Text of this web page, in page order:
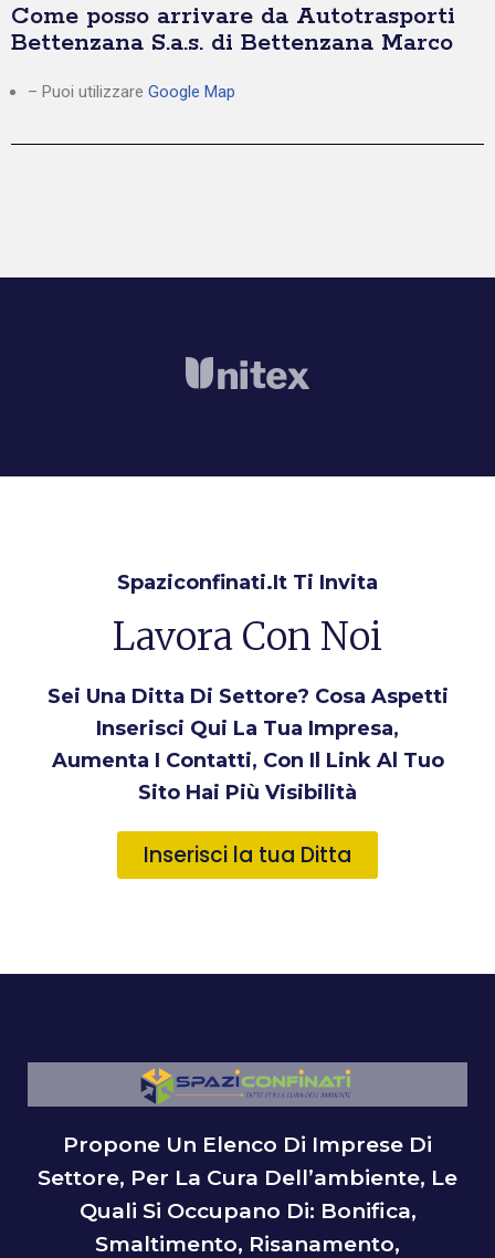
Come posso arrivare da Autotrasporti
Bettenzana S.a.s. di Bettenzana Marco
– Puoi utilizzare Google Map
Spaziconfinati.it Ti Invita
Lavora Con Noi
Sei Una Ditta Di Settore? Cosa Aspetti
Inserisci Qui La Tua Impresa,
Aumenta I Contatti, Con Il Link Al Tuo
Sito Hai Più Visibilità
Inserisci la tua Ditta
Propone Un Elenco Di Imprese Di
Settore, Per La Cura Dell’ambiente, Le
Quali Si Occupano Di: Bonifica,
Smaltimento, Risanamento,